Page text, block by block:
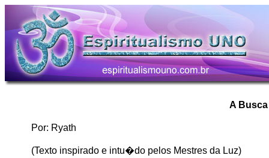
A
Por: Ryath
(Texto inspirado e intu�do pelos Mestres da Luz)